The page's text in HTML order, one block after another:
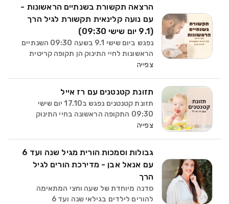
לתיאור. גמילה מחיתולים
הרצאה תקשורת בשנתיים הראשונות -
עם נועה קלינאית תקשורת לגיל הרך
(9.1 יום שישי 09:30)
נפגש ביום שישי 9.1 בשעה 09:30 השנתיים
הראשונות לחיי התינוק הן תקופה קריטית
להתפתחות התקשורת, השפה והקשר.
מהיום הראשון, ואיך ההורה יכול
צפייה
תזונת קטנטנים עם רז אייל
תזונת קטנטנים נפגש ב17.10 יום שישי
09:30 התקופה הראשונה בחיי התינוק
מלאה בשאלות: מה מותר? מה כדאי? איך
שיעזרו לכם להכיר את עקרונות ה
צפייה
גבולות וסמכות הורית מגיל שנה ועד 6
עם אנאל אבן - מדירכת הורים לגיל
הרך
סדנה מיוחדת של שעה וחצי המתאימה
להורים לילדים בגילאי שנה ועד 6